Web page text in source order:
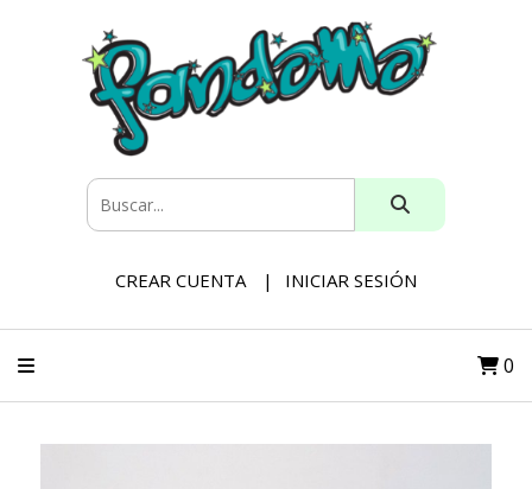
CREAR CUENTA INICIAR SESIÓN
0